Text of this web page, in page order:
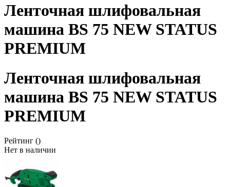
Ленточная шлифовальная
машина BS 75 NEW STATUS
PREMIUM
Ленточная шлифовальная
машина BS 75 NEW STATUS
PREMIUM
Рейтинг ()
Нет в наличии